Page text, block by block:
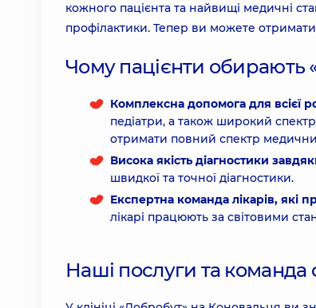
кожного пацієнта та найвищі медичні
профілактики. Тепер ви можете
Чому пацієнти обирають
Комплексна допомога для всієї
педіатри, а також широкий спектр
отримати повний спектр
Висока якість діагностики
швидкої та точної діагностики.
Експертна команда лікарів,
лікарі працюють за світовими
Наші послуги та команда